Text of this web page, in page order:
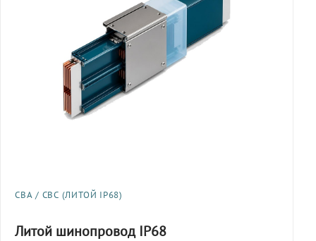
СВА / СВС (ЛИТОЙ IP68)
Литой шинопровод IP68